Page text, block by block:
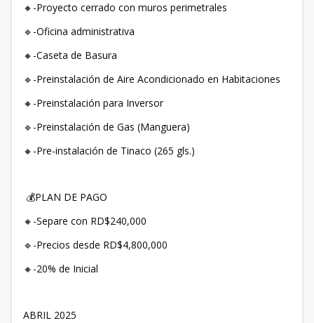
🔸-Proyecto cerrado con muros perimetrales
🔹-Oficina administrativa
🔸-Caseta de Basura
🔹-Preinstalación de Aire Acondicionado en Habitaciones
🔸-Preinstalación para Inversor
🔹-Preinstalación de Gas (Manguera)
🔸-Pre-instalación de Tinaco (265 gls.)
💰PLAN DE PAGO
🔸-Separe con RD$240,000
🔹-Precios desde RD$4,800,000
🔸-20% de Inicial
ABRIL 2025